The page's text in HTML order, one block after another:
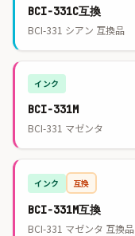
BCI-331C互換
BCI-331 シアン 互換品
インク
BCI-331M
BCI-331 マゼンタ
インク 互換
BCI-331M互換
BCI-331 マゼンタ 互換品